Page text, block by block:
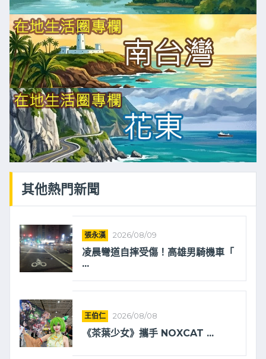
其他熱門新聞
張永漢 2026/08/09
凌晨彎道自摔受傷！高雄男騎機車「
...
王伯仁 2026/08/08
《茶葉少女》攜手 NOXCAT ...